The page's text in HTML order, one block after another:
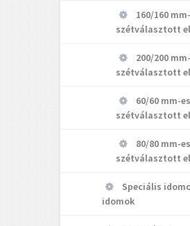
160/160
szétválasztott
200/200
szétválasztott
60/60 mm-es
szétválasztott
80/80 mm-es
szétválasztott
Speciális
idomok